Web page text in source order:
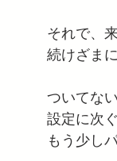
それで、
続けざま
ついてな
設定に次
もう少し